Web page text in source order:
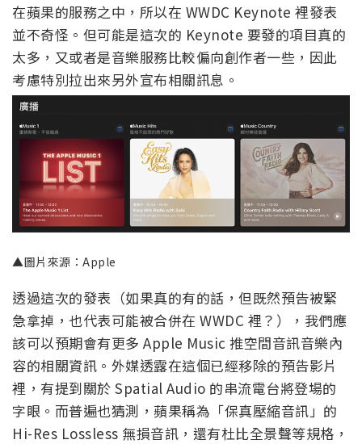
在蘋果的服務之中，所以在 WWDC Keynote 裡發表
並不奇怪。但可能是這次的 Keynote 要發的項目真的
太多，又或者是音樂服務比較偏向創作者一些，因此
考慮特別拉出來另外宣布相關訊息。
▲圖片來源：Apple
透過這次的發表（如果真的有的話，但既然預告被緊
急拿掉，也代表可能被合併在 WWDC 裡？），我們應
該可以預期會有更多 Apple Music 推空間音訊音樂內
容的相關資訊。外媒透露在這個已經移除的預告影片
裡，有提到關於 Spatial Audio 的串流電台將登場的
字眼。而普遍也猜測，蘋果稱為「保真壓縮音訊」的
Hi-Res Lossless 無損音訊，還有杜比全景聲等規格，